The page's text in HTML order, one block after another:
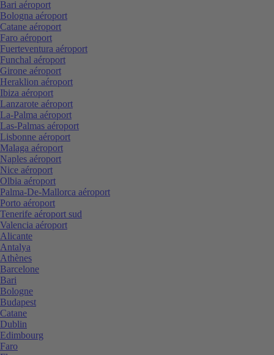
Bari aéroport
Bologna aéroport
Catane aéroport
Faro aéroport
Fuerteventura aéroport
Funchal aéroport
Girone aéroport
Heraklion aéroport
Ibiza aéroport
Lanzarote aéroport
La-Palma aéroport
Las-Palmas aéroport
Lisbonne aéroport
Malaga aéroport
Naples aéroport
Nice aéroport
Olbia aéroport
Palma-De-Mallorca aéroport
Porto aéroport
Tenerife aéroport sud
Valencia aéroport
Alicante
Antalya
Athènes
Barcelone
Bari
Bologne
Budapest
Catane
Dublin
Edimbourg
Faro